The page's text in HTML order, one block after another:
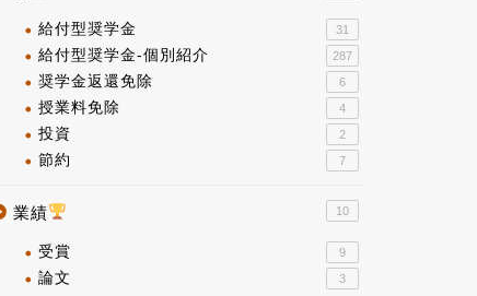
給付型奨学金 31
給付型奨学金-個別紹介 287
奨学金返還免除 6
授業料免除 4
投資 2
節約 7
業績 10
受賞 9
論文 3